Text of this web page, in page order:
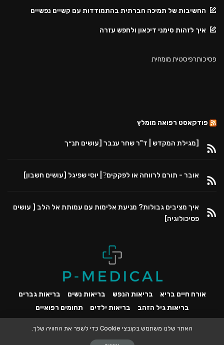
החשיבות של תמיכה חברתית בהתמודדות עם קשיים נפשיים
איך לזהות סימני דיכאון ולחפש עזרה
פסיכותרפיסטית מומחית
פודקאסט רפואה מומלץ
[מגילת המקדש | ד"ר שחר ענבר [עושים תנ״ך
אובר - תורם לרווחה או לפקקים?ֿ | יוסי שפיגל [עושים חשבון]
איך מציבים גבולות? מניעת אלימות עם עמותת אל הלב [ עושים
פסיכולוגיה]
אורח חיים בריא בריאות הנפש בריאות נשים
בריאות גברים
בריאות גיל הזהב
בריאות ילדים תחומים רפואיים
האתר שלנו משתמש בקובצי Cookie כדי לשפר את החוויה שלך.